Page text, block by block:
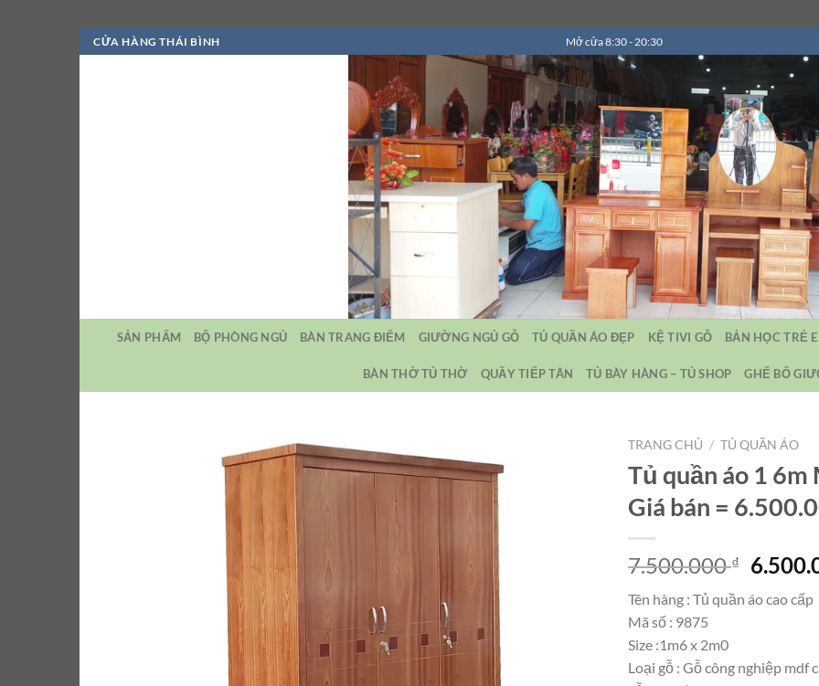
Bỏ
qua
CỬA HÀNG THÁI BÌNH Mở cửa 8:30 - 20:30
SẢN PHẨM BỘ PHÒNG NGỦ BÀN TRANG ĐIỂM GIƯỜNG NGỦ GỖ TỦ QUẦN ÁO ĐẸP KỆ TIVI GỖ BẢN HỌC TRẺ
BÀN THỜ TỦ THỜ QUẦY TIẾP TÂN TỦ BÀY HÀNG – TỦ SHOP GHẾ BỐ
TRANG CHỦ / TỦ QUẦN ÁO
Tủ quần áo 1 6m
Giá bán =
7.500.000₫
Giá
là:
Tên hàng : Tủ quần áo cao cấp
Mã số : 9875
Size :1m6 x 2m0
Loại gỗ : Gỗ công nghiệp mdf